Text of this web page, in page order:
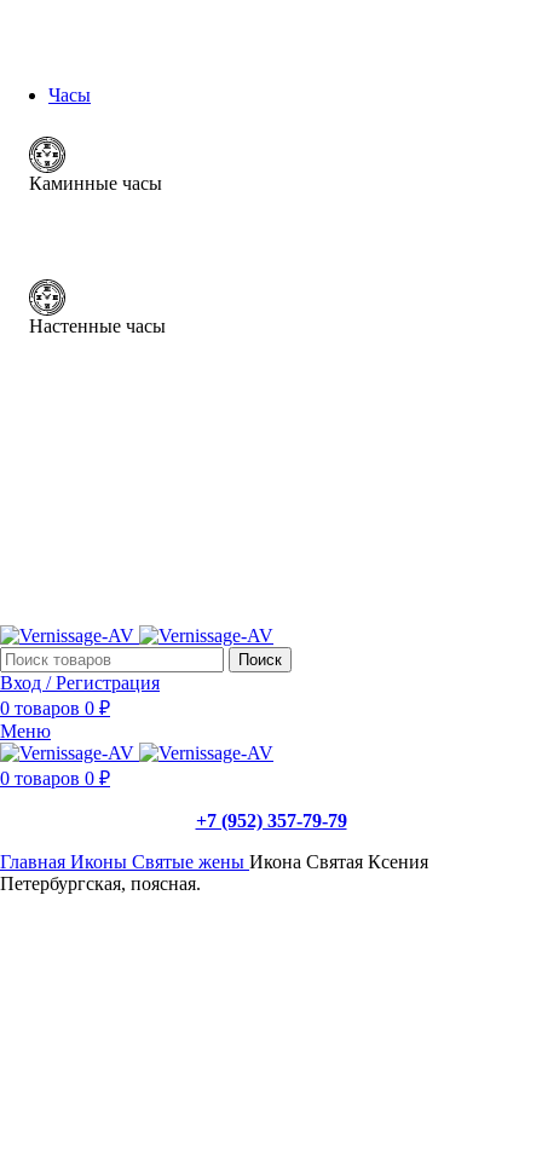
Часы
Каминные часы
Настенные часы
Поиск
Вход / Регистрация
0 товаров 0 ₽
Меню
0 товаров 0 ₽
+7 (952) 357-79-79
Главная Иконы Святые жены Икона Святая Ксения
Петербургская, поясная.